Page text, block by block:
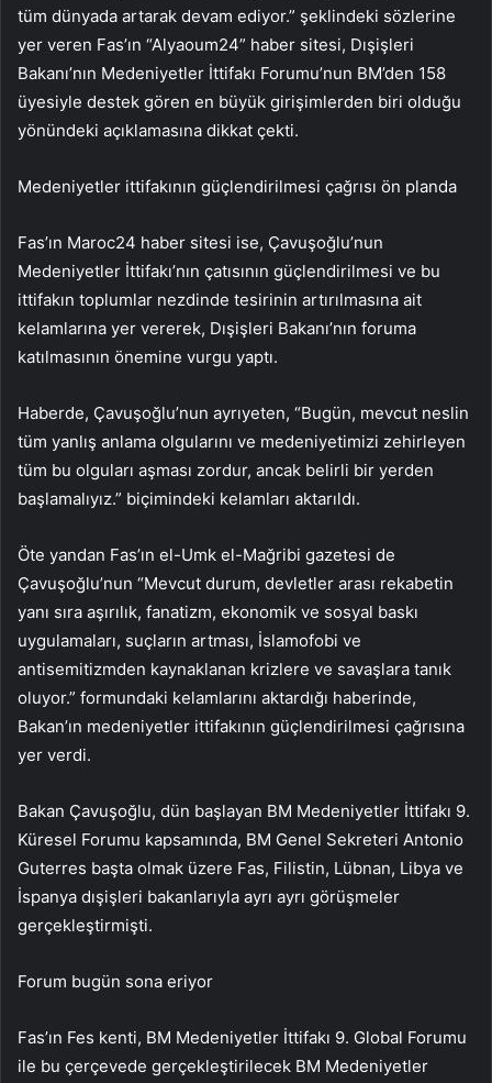
tüm dünyada artarak devam ediyor.” şeklindeki sözlerine
yer veren Fas’ın “Alyaoum24” haber sitesi, Dışişleri
Bakanı’nın Medeniyetler İttifakı Forumu’nun BM’den 158
üyesiyle destek gören en büyük girişimlerden biri olduğu
yönündeki açıklamasına dikkat çekti.
Medeniyetler ittifakının güçlendirilmesi çağrısı ön planda
Fas’ın Maroc24 haber sitesi ise, Çavuşoğlu’nun
Medeniyetler İttifakı’nın çatısının güçlendirilmesi ve bu
ittifakın toplumlar nezdinde tesirinin artırılmasına ait
kelamlarına yer vererek, Dışişleri Bakanı’nın foruma
katılmasının önemine vurgu yaptı.
Haberde, Çavuşoğlu’nun ayrıyeten, “Bugün, mevcut neslin
tüm yanlış anlama olgularını ve medeniyetimizi zehirleyen
tüm bu olguları aşması zordur, ancak belirli bir yerden
başlamalıyız.” biçimindeki kelamları aktarıldı.
Öte yandan Fas’ın el-Umk el-Mağribi gazetesi de
Çavuşoğlu’nun “Mevcut durum, devletler arası rekabetin
yanı sıra aşırılık, fanatizm, ekonomik ve sosyal baskı
uygulamaları, suçların artması, İslamofobi ve
antisemitizmden kaynaklanan krizlere ve savaşlara tanık
oluyor.” formundaki kelamlarını aktardığı haberinde,
Bakan’ın medeniyetler ittifakının güçlendirilmesi çağrısına
yer verdi.
Bakan Çavuşoğlu, dün başlayan BM Medeniyetler İttifakı 9.
Küresel Forumu kapsamında, BM Genel Sekreteri Antonio
Guterres başta olmak üzere Fas, Filistin, Lübnan, Libya ve
İspanya dışişleri bakanlarıyla ayrı ayrı görüşmeler
gerçekleştirmişti.
Forum bugün sona eriyor
Fas’ın Fes kenti, BM Medeniyetler İttifakı 9. Global Forumu
ile bu çerçevede gerçekleştirilecek BM Medeniyetler